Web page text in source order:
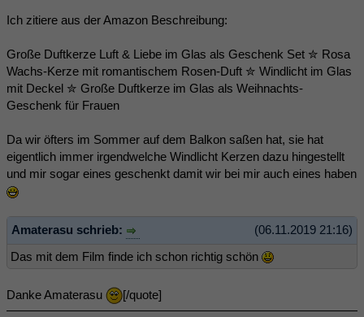
Ich zitiere aus der Amazon Beschreibung:
Große Duftkerze Luft & Liebe im Glas als Geschenk Set ✮ Rosa
Wachs-Kerze mit romantischem Rosen-Duft ✮ Windlicht im Glas
mit Deckel ✮ Große Duftkerze im Glas als Weihnachts-
Geschenk für Frauen
Da wir öfters im Sommer auf dem Balkon saßen hat, sie hat
eigentlich immer irgendwelche Windlicht Kerzen dazu hingestellt
und mir sogar eines geschenkt damit wir bei mir auch eines haben
(06.11.2019 21:16)
Amaterasu schrieb:
Das mit dem Film finde ich schon richtig schön
Danke Amaterasu [/quote]